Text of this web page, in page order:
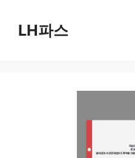
LH파스